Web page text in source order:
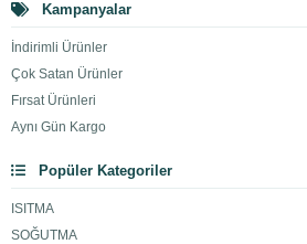
Kampanyalar
İndirimli Ürünler
Çok Satan Ürünler
Fırsat Ürünleri
Aynı Gün Kargo
Popüler Kategoriler
ISITMA
SOĞUTMA